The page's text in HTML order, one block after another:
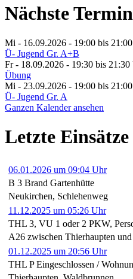
Nächste
Mi - 16.09.2026 - 19:00 bis
Ü- Jugend Gr. A+B
Fr - 18.09.2026 - 19:30 bis 21:30
Übung
Mi - 23.09.2026 - 19:00 bis
Ü- Jugend Gr. A
Ganzen Kalender ansehen
Letzte Einsätze
06.01.2026 um 09:04 Uhr
B 3 Brand Gartenhütte
Neukirchen, Schlehenweg
11.12.2025 um 05:26 Uhr
THL 3, VU 1 oder 2 PKW,
A26 zwischen Thierhaupten
01.12.2025 um 20:56 Uhr
THL P Eingeschlossen /